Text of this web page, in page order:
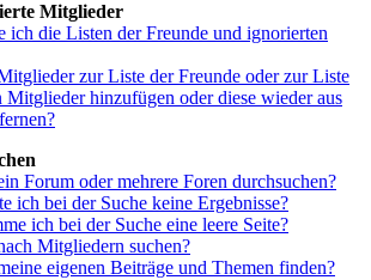
Mitglieder
ich die Listen der Freunde und ignorierten
zur Liste der Freunde oder zur Liste
Mitglieder hinzufügen oder diese wieder aus
Forum oder mehrere Foren durchsuchen?
ich bei der Suche keine Ergebnisse?
ich bei der Suche eine leere Seite?
Mitgliedern suchen?
eigenen Beiträge und Themen finden?